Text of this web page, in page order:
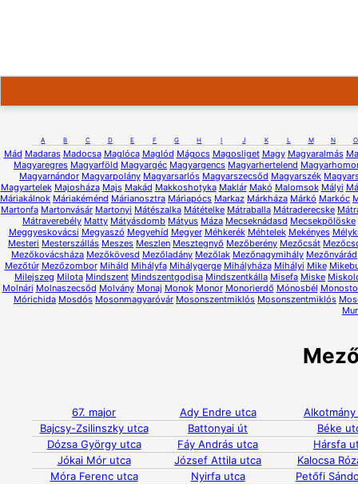
A B C D E F G H I J K L M N O
Mád Madaras Madocsa Maglóca Maglód Mágocs Magosliget Magy Magyaralmás
Magyaregres Magyarföld Magyargéc Magyargencs Magyarhertelend
Magyarnándor Magyarpolány Magyarsarlós Magyarszecsőd Magyarszék
Magyartelek Majosháza Majs Makád Makkoshotyka Maklár Makó Malomsok Mályi
Máriakálnok Máriakéménd Márianosztra Máriapócs Markaz Márkháza Márkó Markóc
Martonfa Martonvásár Martonyi Mátészalka Mátételke Mátraballa Mátraderecske
Mátraverebély Matty Mátyásdomb Mátyus Máza Mecseknádasd Mecsekpölöske
Meggyeskovácsi Megyaszó Megyehíd Megyer Méhkerék Méhtelek Mekényes
Mesteri Mesterszállás Meszes Meszlen Mesztegnyő Mezőberény Mezőcsát
Mezőkovácsháza Mezőkövesd Mezőladány Mezőlak Mezőnagymihály Mezőnyárád
Mezőtúr Mezőzombor Miháld Mihályfa Mihálygerge Mihályháza Mihályi Mike
Milejszeg Milota Mindszent Mindszentgodisa Mindszentkálla Misefa Miske
Molnári Molnaszecsőd Molvány Monaj Monok Monor Monorierdő Mónosbél
Mórichida Mosdós Mosonmagyaróvár Mosonszentmiklós Mosonszentmiklós
67. major Ady Endre utca
Bajcsy-Zsilinszky utca
Battonyai út
Béke
Dózsa György utca
Fáy András utca
Hársfa
Jókai Mór utca
József Attila utca
Kalocsa
Móra Ferenc utca
Nyirfa utca
Petőfi